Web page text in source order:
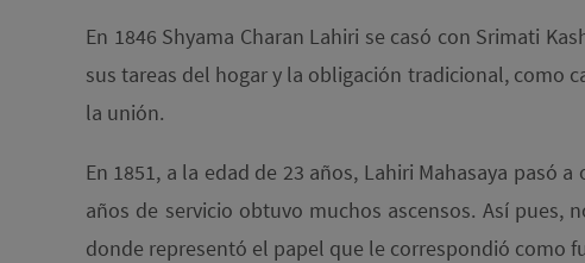
En 1846 Shyama Charan Lahiri se casó con Srimati
sus tareas del hogar y la obligación tradicional, como
la unión.
En 1851, a la edad de 23 años, Lahiri Mahasaya
años de servicio obtuvo muchos ascensos. Así
donde representó el papel que le correspondió como